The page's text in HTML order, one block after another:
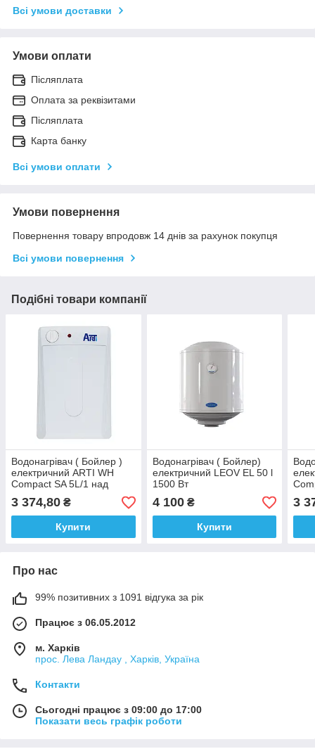
Всі умови доставки
Умови оплати
Післяплата
Оплата за реквізитами
Післяплата
Карта банку
Всі умови оплати
Умови повернення
Повернення товару впродовж 14 днів за рахунок покупця
Всі умови повернення
Подібні товари компанії
Водонагрівач ( Бойлер )
електричний ARTI WH
Compact SA 5L/1 над
мийку
3 374,80 ₴
Купити
Водонагрівач ( Бойлер)
електричний LEOV EL 50 l
1500 Вт
4 100₴
Купити
3
Про нас
99% позитивних з 1091 відгука за рік
Працює з 06.05.2012
м. Харків
прос. Лева Ландау , Харків, Україна
Контакти
Сьогодні працює з 09:00 до 17:00
Показати весь графік роботи